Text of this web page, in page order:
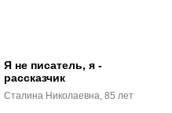
Я не писатель, я -
рассказчик
Сталина Николаевна, 85 лет